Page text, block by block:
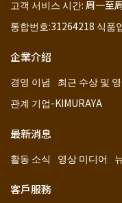
고객 서비스 시간: 周一至
통합번호:31264218 식
企業介紹
경영 이념 최근 수상 및
관계 기업-KIMURAYA
最新消息
활동 소식 영상 미디어
客戶服務